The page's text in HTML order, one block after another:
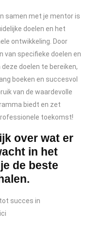
samen met je mentor is
doelen en het
ontwikkeling. Door
van specifieke doelen en
doelen te bereiken,
boeken en succesvol
van de waardevolle
biedt en zet
toekomst!
over wat er
in het
de beste
succes in